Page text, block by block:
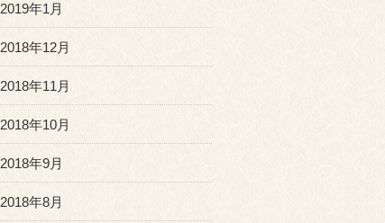
2019年1月
2018年12月
2018年11月
2018年10月
2018年9月
2018年8月